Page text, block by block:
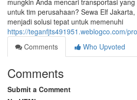
mungkin Anda mencari transportasi
untuk tim perusahaan? Sewa Elf
menjadi solusi tepat untuk memenuhi
https://teganfjts491951.weblogco.com/
Comments
Who Upvoted
Comments
Submit a Comment